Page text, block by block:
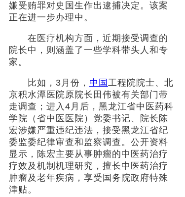
嫌受贿罪对史国生作出逮捕决定。该案
正在进一步办理中。
在医疗机构方面，近期接受调查的
院长中，则涵盖了一些学科带头人和专
家。
比如，3月份， 中国 工程院院士、北
京积水潭医院原院长田伟被有关部门带
走调查；进入4月后，黑龙江省中医药科
学院（省中医医院）党委书记、院长陈
宏涉嫌严重违纪违法，接受黑龙江省纪
委监委纪律审查和监察调查。公开资料
显示，陈宏主要从事肿瘤的中医药治疗
疗效及机制机理研究，擅长中医药治疗
肿瘤及老年疾病，享受国务院政府特殊
津贴。